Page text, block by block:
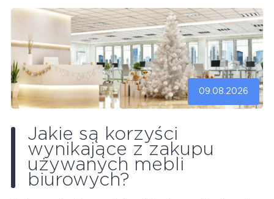
09.08.2026
Jakie są korzyści
wynikające z zakupu
używanych mebli
biurowych?